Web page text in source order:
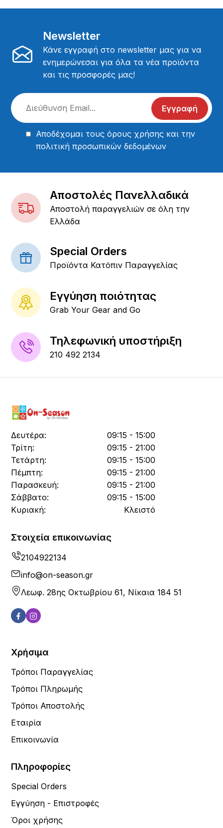
Newsletter
Κάνε εγγραφή στο newsletter μας για να
ενημερώνεσαι για όλα τα νέα προϊόντα
και τις προσφορές μας!
Εγγραφή
Αποδέχομαι τουςόρους χρήσης και την
πολιτική προσωπικών δεδομένων
Αποστολές Πανελλαδικά
Αποστολή παραγγελιών σε όλη την
Ελλάδα
Special Orders
Προϊόντα Κατόπιν Παραγγελίας
Εγγύηση ποιότητας
Grab Your Gear and Go
Τηλεφωνική υποστήριξη
210 492 2134
Δευτέρα:
09:15 - 15:00
Τρίτη:
09:15 - 21:00
Τετάρτη:
09:15 - 15:00
Πέμπτη:
09:15 - 21:00
Παρασκευή:
09:15 - 21:00
Σάββατο:
09:15 - 15:00
Κυριακή:
Κλειστό
Στοιχεία επικοινωνίας
2104922134
info@on-season.gr
Λεωφ. 28ης Οκτωβρίου 61, Νίκαια 184 51
Χρήσιμα
Τρόποι Παραγγελίας
Τρόποι Πληρωμής
Τρόποι Αποστολής
Εταιρία
Επικοινωνία
Πληροφορίες
Special Orders
Εγγύηση - Επιστροφές
Όροι χρήσης